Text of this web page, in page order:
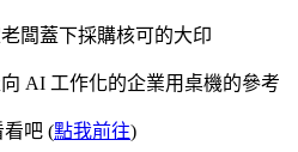
闆蓋下採購核可的大印
AI 工作化的企業用桌機的參考
看吧 (點我前往)